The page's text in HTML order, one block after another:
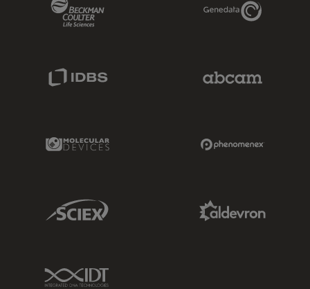
Molecular Devices Link
Sciex Link
IDT Link